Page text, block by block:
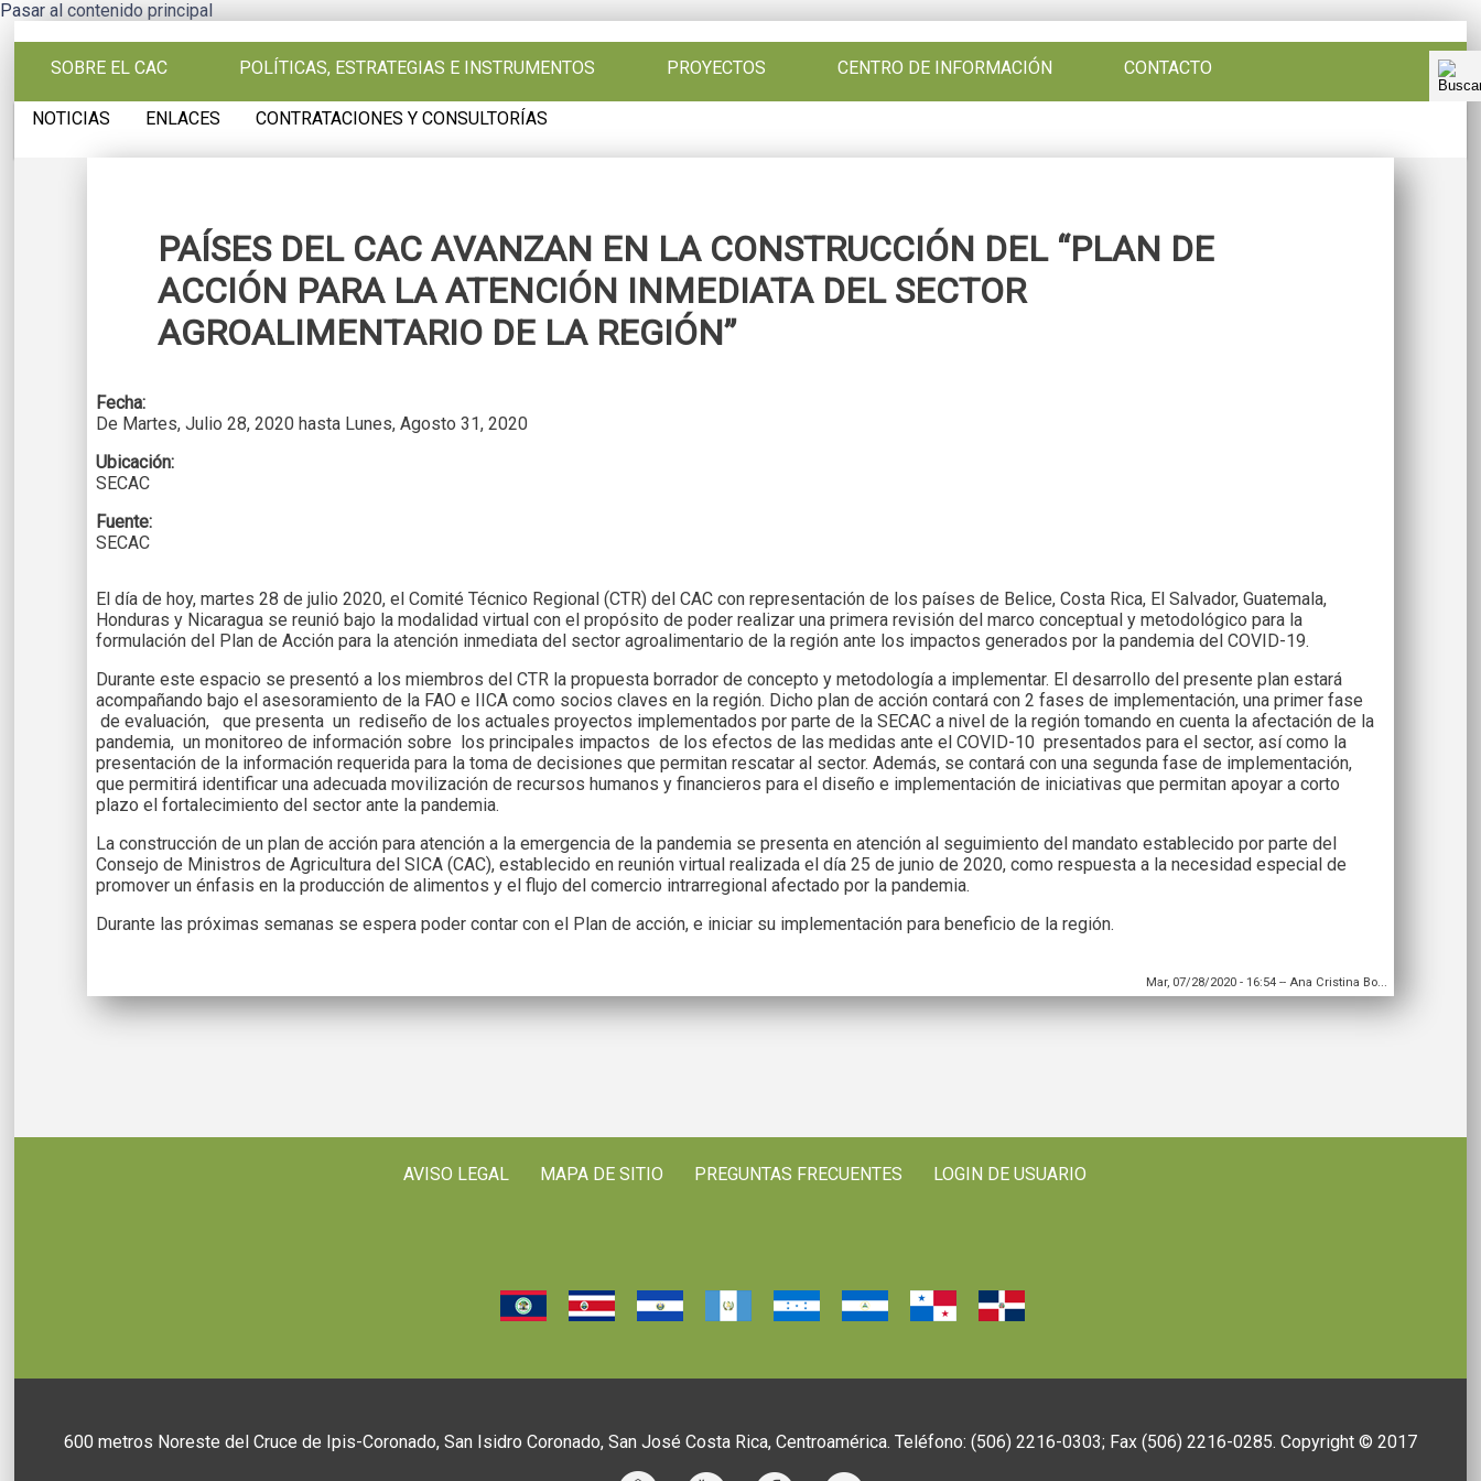
Pasar al contenido principal
SOBRE EL CAC POLÍTICAS, ESTRATEGIAS E INSTRUMENTOS PROYECTOS CENTRO DE INFORMACIÓN CONTACTO
NOTICIAS ENLACES CONTRATACIONES Y CONSULTORÍAS
PAÍSES DEL CAC AVANZAN EN LA CONSTRUCCIÓN DEL “PLAN DE
ACCIÓN PARA LA ATENCIÓN INMEDIATA DEL SECTOR
AGROALIMENTARIO DE LA REGIÓN”
Fecha:
De Martes, Julio 28, 2020 hasta Lunes, Agosto 31, 2020
Ubicación:
SECAC
Fuente:
SECAC
El día de hoy, martes 28 de julio 2020, el Comité Técnico Regional (CTR) del CAC con representación de los países de Belice, Costa Rica, El Salvador, Guatemala,
Honduras y Nicaragua se reunió bajo la modalidad virtual con el propósito de poder realizar una primera revisión del marco conceptual y metodológico para la
formulación del Plan de Acción para la atención inmediata del sector agroalimentario de la región ante los impactos generados por la pandemia del COVID-19.
Durante este espacio se presentó a los miembros del CTR la propuesta borrador de concepto y metodología a implementar. El desarrollo del presente plan estará
acompañando bajo el asesoramiento de la FAO e IICA como socios claves en la región. Dicho plan de acción contará con 2 fases de implementación, una primer fase
de evaluación, que presenta un rediseño de los actuales proyectos implementados por parte de la SECAC a nivel de la región tomando en cuenta la afectación de la
pandemia, un monitoreo de información sobre los principales impactos de los efectos de las medidas ante el COVID-10 presentados para el sector, así como la
presentación de la información requerida para la toma de decisiones que permitan rescatar al sector. Además, se contará con una segunda fase de implementación,
que permitirá identificar una adecuada movilización de recursos humanos y financieros para el diseño e implementación de iniciativas que permitan apoyar a corto
plazo el fortalecimiento del sector ante la pandemia.
La construcción de un plan de acción para atención a la emergencia de la pandemia se presenta en atención al seguimiento del mandato establecido por parte del
Consejo de Ministros de Agricultura del SICA (CAC), establecido en reunión virtual realizada el día 25 de junio de 2020, como respuesta a la necesidad especial de
promover un énfasis en la producción de alimentos y el flujo del comercio intrarregional afectado por la pandemia.
Durante las próximas semanas se espera poder contar con el Plan de acción, e iniciar su implementación para beneficio de la región.
Mar, 07/28/2020 - 16:54 --Ana Cristina Bo...
AVISO LEGAL MAPA DE SITIO PREGUNTAS FRECUENTES LOGIN DE USUARIO
600 metros Noreste del Cruce de Ipis-Coronado, San Isidro Coronado, San José Costa Rica, Centroamérica. Teléfono: (506) 2216-0303; Fax (506) 2216-0285. Copyright © 2017